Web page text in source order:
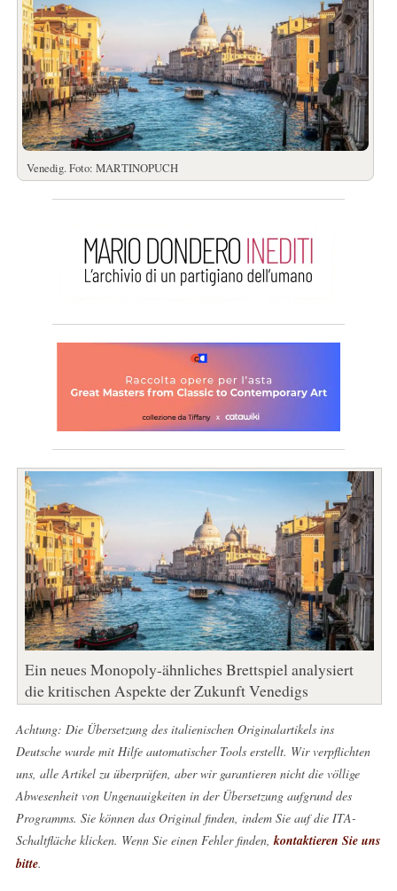
Venedig. Foto: MARTINOPUCH
Ein neues Monopoly-ähnliches Brettspiel analysiert
die kritischen Aspekte der Zukunft Venedigs
Achtung: Die Übersetzung des italienischen Originalartikels ins
Deutsche wurde mit Hilfe automatischer Tools erstellt. Wir verpflichten
uns, alle Artikel zu überprüfen, aber wir garantieren nicht die völlige
Abwesenheit von Ungenauigkeiten in der Übersetzung aufgrund des
Programms. Sie können das Original finden, indem Sie auf die ITA-
Schaltfläche klicken. Wenn Sie einen Fehler finden, kontaktieren Sie uns
bitte.